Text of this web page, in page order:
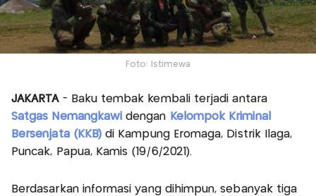
Foto: Istimewa
JAKARTA- Baku tembak kembali terjadi antara
Satgas Nemangkawidengan Kelompok Kriminal
Bersenjata (KKB)di Kampung Eromaga, Distrik Ilaga,
Puncak, Papua, Kamis (19/6/2021).
Berdasarkan informasi yang dihimpun, sebanyak tiga